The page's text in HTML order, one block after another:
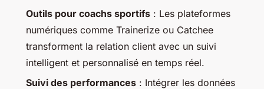
Outils pour coachs sportifs : Les plateformes
numériques comme Trainerize ou Catchee
transforment la relation client avec un suivi
intelligent et personnalisé en temps réel.
Suivi des performances : Intégrer les données